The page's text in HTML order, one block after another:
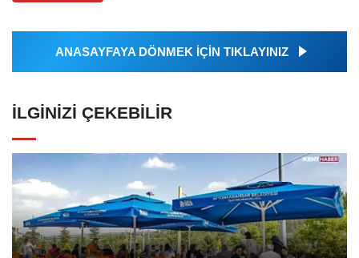
ANASAYFAYA DÖNMEK İÇİN TIKLAYINIZ
İLGINIZI ÇEKEBILIR